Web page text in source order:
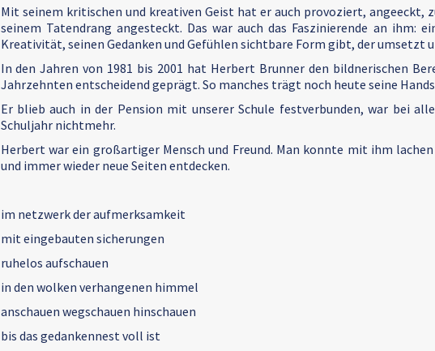
Mit seinem kritischen und kreativen Geist hat er auch provoziert, angeeckt,
seinem Tatendrang angesteckt. Das war auch das Faszinierende an ihm:
Kreativität, seinen Gedanken und Gefühlen sichtbare Form gibt, der umsetzt
In den Jahren von 1981 bis 2001 hat Herbert Brunner den bildnerischen
Jahrzehnten entscheidend geprägt. So manches trägt noch heute seine
Er blieb auch in der Pension mit unserer Schule festverbunden, war bei
Schuljahr nichtmehr.
Herbert war ein großartiger Mensch und Freund. Man konnte mit ihm
und immer wieder neue Seiten entdecken.
im netzwerk der aufmerksamkeit
mit eingebauten sicherungen
ruhelos aufschauen
in den wolken verhangenen himmel
anschauen wegschauen hinschauen
bis das gedankennest voll ist